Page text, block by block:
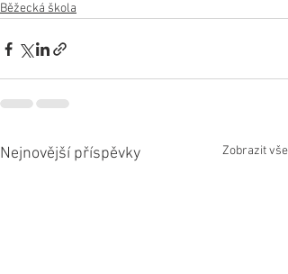
Běžecká škola
Nejnovější příspěvky Zobrazit vše